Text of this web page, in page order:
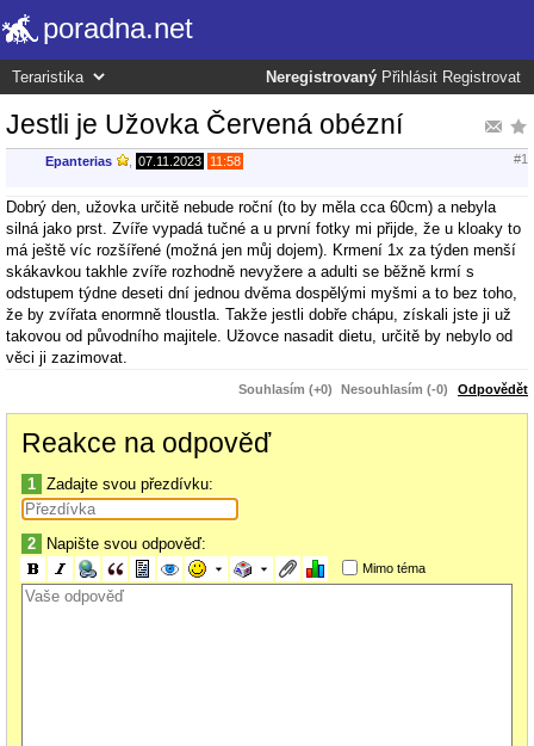
poradna.net
Neregistrovaný Přihlásit Registrovat
Jestli je Užovka Červená obézní
Epanterias 07.11.2023 11:58 #1
Dobrý den, užovka určitě nebude roční (to by měla cca 60cm) a nebyla
silná jako prst. Zvíře vypadá tučné a u první fotky mi přijde, že u kloaky to
má ještě víc rozšířené (možná jen můj dojem). Krmení 1x za týden menší
skákavkou takhle zvíře rozhodně nevyžere a adulti se běžně krmí s
odstupem týdne deseti dní jednou dvěma dospělými myšmi a to bez toho,
že by zvířata enormně tloustla. Takže jestli dobře chápu, získali jste ji už
takovou od původního majitele. Užovce nasadit dietu, určitě by nebylo od
věci ji zazimovat.
Souhlasím (+0) Nesouhlasím (-0) Odpovědět
Reakce na odpověď
1 Zadajte svou přezdívku:
2 Napište svou odpověď:
Mimo téma